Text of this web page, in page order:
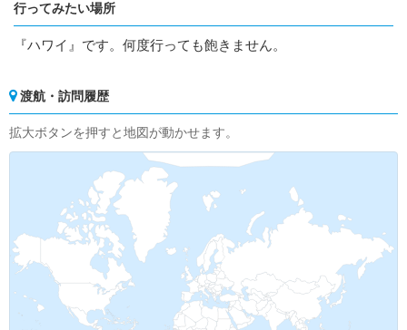
行ってみたい場所
『ハワイ』です。何度行っても飽きません。
渡航・訪問履歴
拡大ボタンを押すと地図が動かせます。